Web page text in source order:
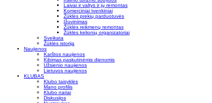
Laivai ir valtys ir jų remontas
Komerciniai tvenkiniai
Žūklės prekių parduotuvės
Įžuvinimas
Žūklės reikmenų remontas
Žūklės kelionių organizatoriai
Sveikata
Žūklės istorija
Naujienos
Karštos naujienos
Kibimas paskutinėmis dienomis
Užsienio naujienos
Lietuvos naujienos
KLUBAS
Klubo taisyklės
Mano profilis
Klubo nariai
Diskusijos